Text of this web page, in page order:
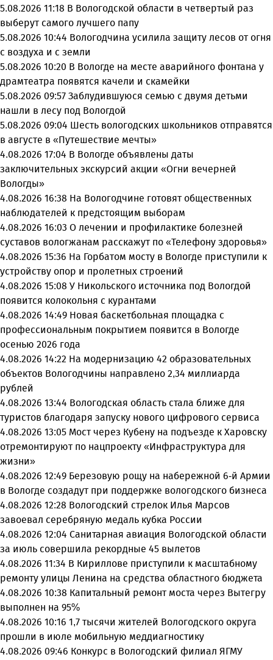
5.08.2026 11:18 В Вологодской области в четвертый раз
выберут самого лучшего папу
5.08.2026 10:44 Вологодчина усилила защиту лесов от огня
с воздуха и с земли
5.08.2026 10:20 В Вологде на месте аварийного фонтана у
драмтеатра появятся качели и скамейки
5.08.2026 09:57 Заблудившуюся семью с двумя детьми
нашли в лесу под Вологдой
5.08.2026 09:04 Шесть вологодских школьников отправятся
в августе в «Путешествие мечты»
4.08.2026 17:04 В Вологде объявлены даты
заключительных экскурсий акции «Огни вечерней
Вологды»
4.08.2026 16:38 На Вологодчине готовят общественных
наблюдателей к предстоящим выборам
4.08.2026 16:03 О лечении и профилактике болезней
суставов вологжанам расскажут по «Телефону здоровья»
4.08.2026 15:36 На Горбатом мосту в Вологде приступили к
устройству опор и пролетных строений
4.08.2026 15:08 У Никольского источника под Вологдой
появится колокольня с курантами
4.08.2026 14:49 Новая баскетбольная площадка с
профессиональным покрытием появится в Вологде
осенью 2026 года
4.08.2026 14:22 На модернизацию 42 образовательных
объектов Вологодчины направлено 2,34 миллиарда
рублей
4.08.2026 13:44 Вологодская область стала ближе для
туристов благодаря запуску нового цифрового сервиса
4.08.2026 13:05 Мост через Кубену на подъезде к Харовску
отремонтируют по нацпроекту «Инфраструктура для
жизни»
4.08.2026 12:49 Березовую рощу на набережной 6-й Армии
в Вологде создадут при поддержке вологодского бизнеса
4.08.2026 12:28 Вологодский стрелок Илья Марсов
завоевал серебряную медаль кубка России
4.08.2026 12:04 Санитарная авиация Вологодской области
за июль совершила рекордные 45 вылетов
4.08.2026 11:34 В Кириллове приступили к масштабному
ремонту улицы Ленина на средства областного бюджета
4.08.2026 10:38 Капитальный ремонт моста через Вытегру
выполнен на 95%
4.08.2026 10:16 1,7 тысячи жителей Вологодского округа
прошли в июле мобильную меддиагностику
4.08.2026 09:46 Конкурс в Вологодский филиал ЯГМУ